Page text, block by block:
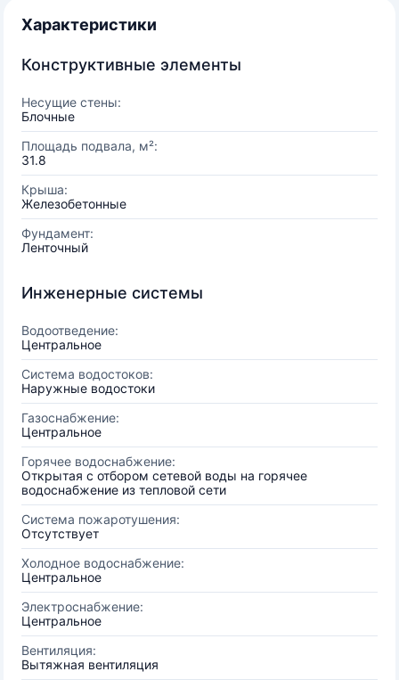
Характеристики
Конструктивные элементы
Несущие стены:
Блочные
Площадь подвала, м²:
31.8
Крыша:
Железобетонные
Фундамент:
Ленточный
Инженерные системы
Водоотведение:
Центральное
Система водостоков:
Наружные водостоки
Газоснабжение:
Центральное
Горячее водоснабжение:
Открытая с отбором сетевой воды на горячее
водоснабжение из тепловой сети
Система пожаротушения:
Отсутствует
Холодное водоснабжение:
Центральное
Электроснабжение:
Центральное
Вентиляция:
Вытяжная вентиляция